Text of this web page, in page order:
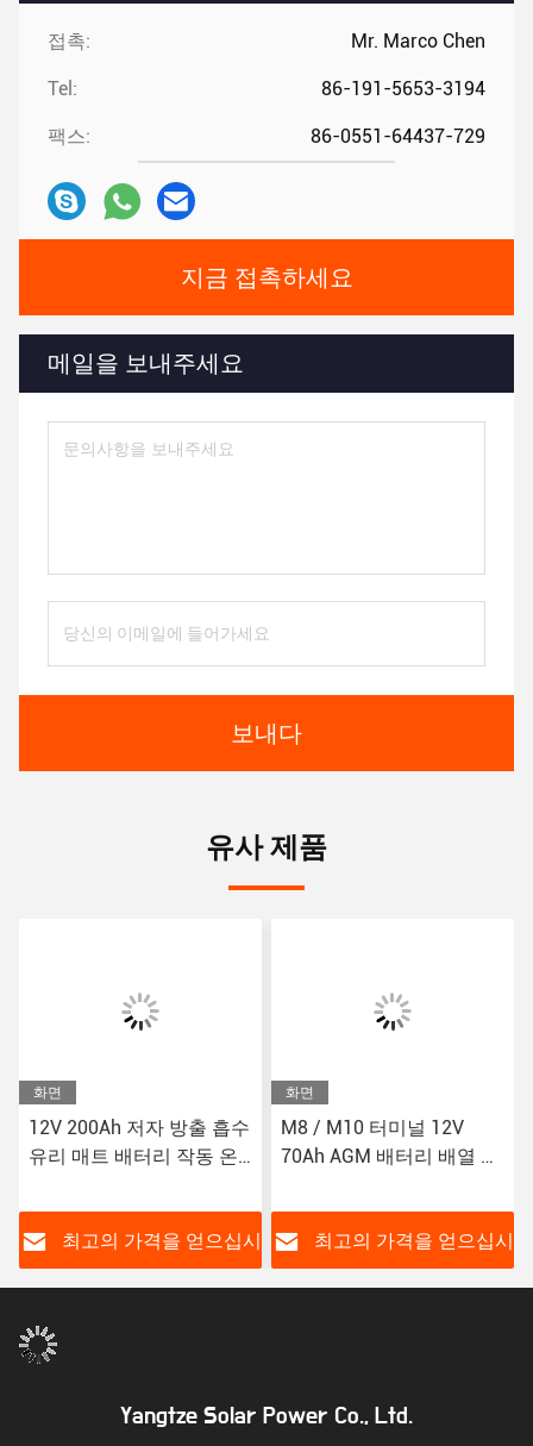
접촉: Mr. Marco Chen
Tel: 86-191-5653-3194
팩스: 86-0551-64437-729
지금 접촉하세요
메일을 보내주세요
보내다
유사 제품
화면
12V 200Ah 저자 방출 흡수
유리 매트 배터리 작동 온
최고의 가격을 얻으십시
화면
M8 / M10 터미널 12V
70Ah AGM 배터리 배열 절
열
최고의 가격을 얻으십시
Yangtze Solar Power Co., Ltd.